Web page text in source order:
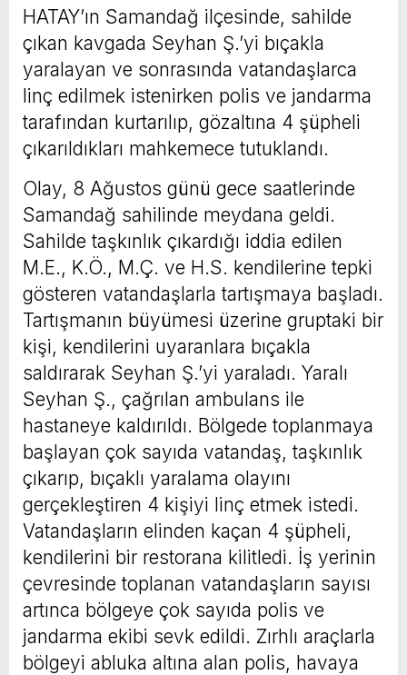
HATAY’ın Samandağ ilçesinde, sahilde
çıkan kavgada Seyhan Ş.’yi bıçakla
yaralayan ve sonrasında vatandaşlarca
linç edilmek istenirken polis ve jandarma
tarafından kurtarılıp, gözaltına 4 şüpheli
çıkarıldıkları mahkemece tutuklandı.
Olay, 8 Ağustos günü gece saatlerinde
Samandağ sahilinde meydana geldi.
Sahilde taşkınlık çıkardığı iddia edilen
M.E., K.Ö., M.Ç. ve H.S. kendilerine tepki
gösteren vatandaşlarla tartışmaya başladı.
Tartışmanın büyümesi üzerine gruptaki bir
kişi, kendilerini uyaranlara bıçakla
saldırarak Seyhan Ş.’yi yaraladı. Yaralı
Seyhan Ş., çağrılan ambulans ile
hastaneye kaldırıldı. Bölgede toplanmaya
başlayan çok sayıda vatandaş, taşkınlık
çıkarıp, bıçaklı yaralama olayını
gerçekleştiren 4 kişiyi linç etmek istedi.
Vatandaşların elinden kaçan 4 şüpheli,
kendilerini bir restorana kilitledi. İş yerinin
çevresinde toplanan vatandaşların sayısı
artınca bölgeye çok sayıda polis ve
jandarma ekibi sevk edildi. Zırhlı araçlarla
bölgeyi abluka altına alan polis, havaya